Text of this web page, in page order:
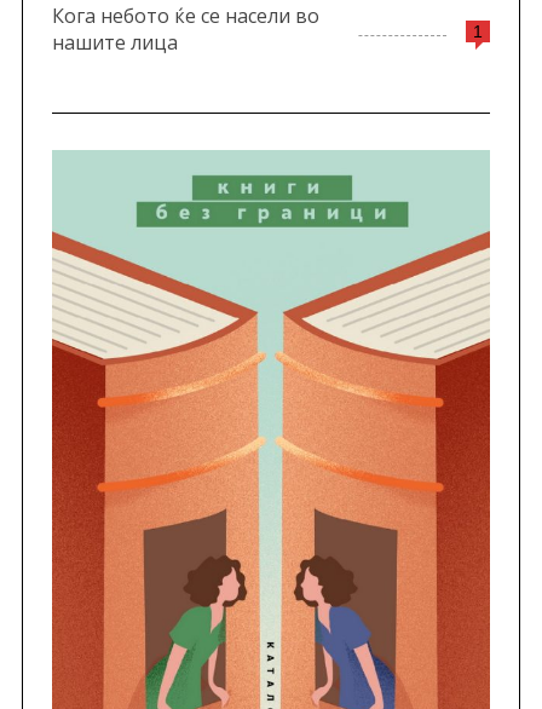
1
Кога небото ќе се насели во
нашите лица